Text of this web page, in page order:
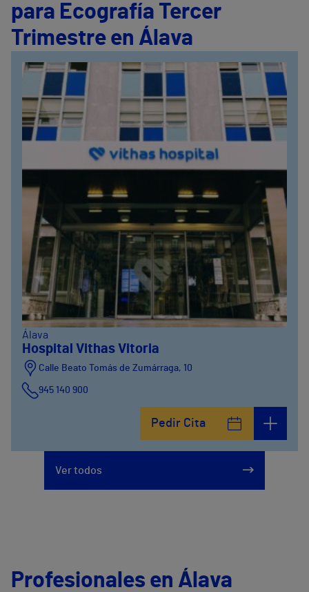
para Ecografía Tercer
Trimestre en Álava
Álava
Hospital Vithas Vitoria
Calle Beato Tomás de Zumárraga, 10
945 140 900
Pedir Cita
Ver todos
Profesionales en Álava